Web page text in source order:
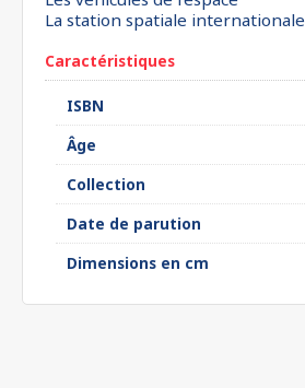
La station spatiale internationale
Caractéristiques
ISBN
Âge
Collection
Date de parution
Dimensions en cm